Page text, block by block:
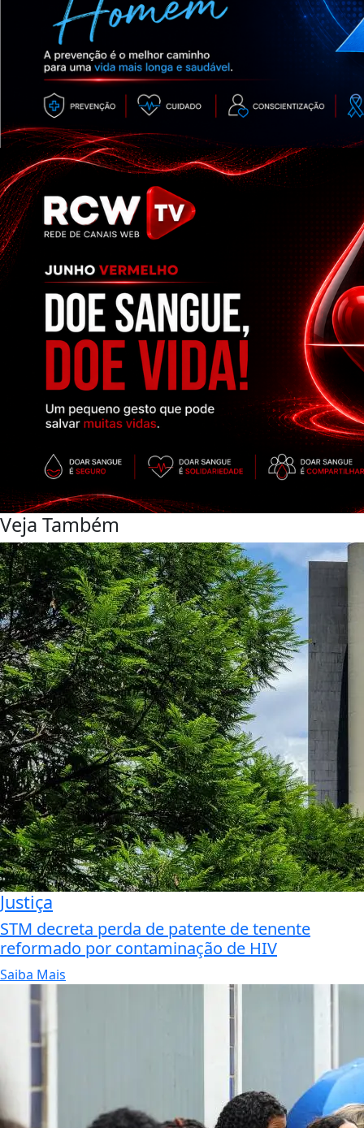
Veja Também
Justiça
STM decreta perda de patente de tenente
reformado por contaminação de HIV
Saiba Mais